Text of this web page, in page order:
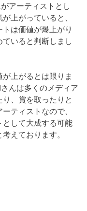
アーティストとし
上がっていると、
は価値が爆上がり
いると判断しまし
上がるとは限りま
んは多くのメディア
、賞を取ったりと
ティストなので、
して大成する可能
えております。